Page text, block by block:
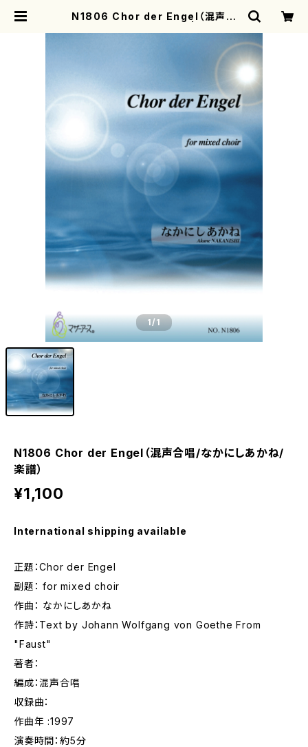
N1806 Chor der Engel（混声合
1/1
N1806 Chor der Engel（混声合唱/なかにしあかね/
楽譜）
¥1,100
International shipping available
正題：Chor der Engel
副題： for mixed choir
作曲： なかにしあかね
作詩：Text by Johann Wolfgang von Goethe From
"Faust"
著者：
編成：混声合唱
収録曲：
作曲年 :1997
演奏時間：約5分